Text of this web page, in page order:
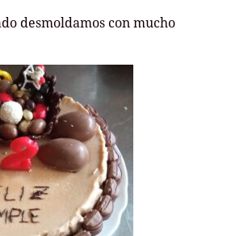
desmoldamos con mucho